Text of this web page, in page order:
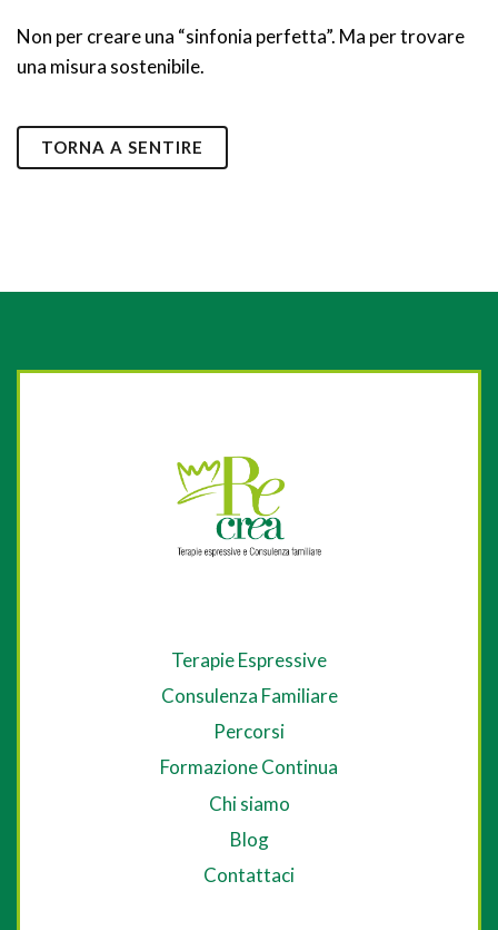
Non per creare una “sinfonia perfetta”. Ma per trovare
una misura sostenibile.
TORNA A SENTIRE
Terapie Espressive
Consulenza Familiare
Percorsi
Formazione Continua
Chi siamo
Blog
Contattaci